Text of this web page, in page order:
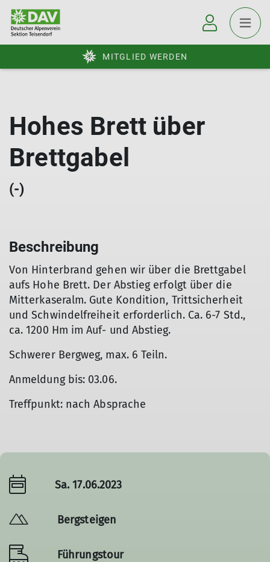
MITGLIED WERDEN
Hohes Brett über
Brettgabel
(-)
Beschreibung
Von Hinterbrand gehen wir über die Brettgabel
aufs Hohe Brett. Der Abstieg erfolgt über die
Mitterkaseralm. Gute Kondition, Trittsicherheit
und Schwindelfreiheit erforderlich. Ca. 6-7 Std.,
ca. 1200 Hm im Auf- und Abstieg.
Schwerer Bergweg, max. 6 Teiln.
Anmeldung bis: 03.06.
Treffpunkt: nach Absprache
Sa. 17.06.2023
Bergsteigen
Führungstour